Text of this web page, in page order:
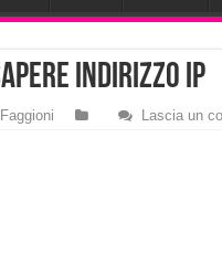
indirizzo ip
Lascia un